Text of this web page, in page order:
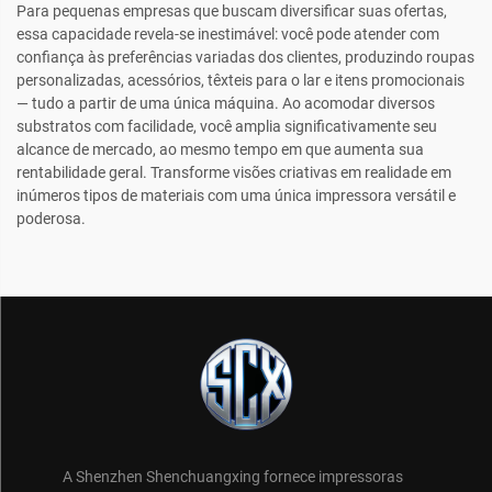
Para pequenas empresas que buscam diversificar suas ofertas,
essa capacidade revela-se inestimável: você pode atender com
confiança às preferências variadas dos clientes, produzindo roupas
personalizadas, acessórios, têxteis para o lar e itens promocionais
— tudo a partir de uma única máquina. Ao acomodar diversos
substratos com facilidade, você amplia significativamente seu
alcance de mercado, ao mesmo tempo em que aumenta sua
rentabilidade geral. Transforme visões criativas em realidade em
inúmeros tipos de materiais com uma única impressora versátil e
poderosa.
A Shenzhen Shenchuangxing fornece impressoras